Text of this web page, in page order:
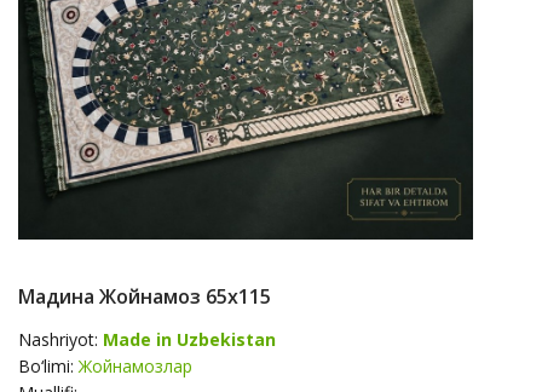
Мадина Жойнамоз 65х115
Nashriyot: Made in Uzbekistan
Bo‘limi:Жойнамозлар